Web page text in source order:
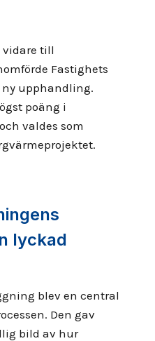
vidare till
Fastighets
ny upphandling.
poäng i
valdes som
lyckad
blev en central
Den gav
bild av hur